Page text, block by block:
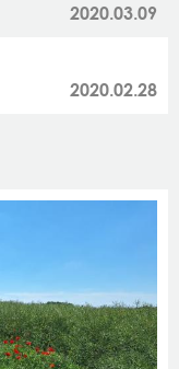
2020.03.09
2020.02.28